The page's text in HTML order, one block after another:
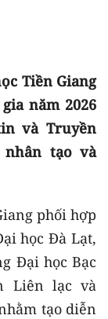
Tiền Giang
năm 2026
và Truyền
tạo và
phối hợp
học Đà Lạt,
Đại học Bạc
Liên lạc và
tạo diễn